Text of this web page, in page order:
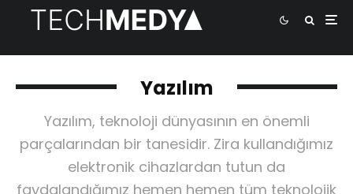
Yazılım
Yazılım, teknoloji dünyasının en önemli
parçalarından bir tanesidir. Zira kullandığımız
elektronik cihazlardan tutun da
faydalandığımız hemen hemen tüm teknolojik